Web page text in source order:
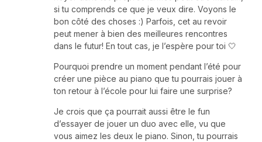
si tu comprends ce que je veux dire. Voyons le
bon côté des choses :) Parfois, cet au revoir
peut mener à bien des meilleures rencontres
dans le futur! En tout cas, je l’espère pour toi 🤍
Pourquoi prendre un moment pendant l’été pour
créer une pièce au piano que tu pourrais jouer à
ton retour à l’école pour lui faire une surprise?
Je crois que ça pourrait aussi être le fun
d’essayer de jouer un duo avec elle, vu que
vous aimez les deux le piano. Sinon, tu pourrais